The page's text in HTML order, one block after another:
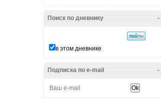
-
Поиск по дневнику
в этом дневнике
-
Подписка по e-mail